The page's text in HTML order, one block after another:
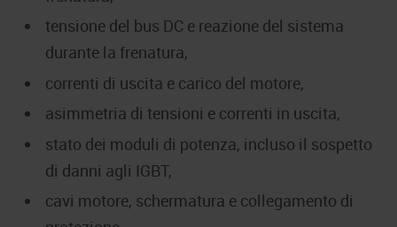
tensione del bus DC e reazione del sistema
durante la frenatura,
correnti di uscita e carico del motore,
asimmetria di tensioni e correnti in uscita,
stato dei moduli di potenza, incluso il sospetto
di danni agli IGBT,
cavi motore, schermatura e collegamento di